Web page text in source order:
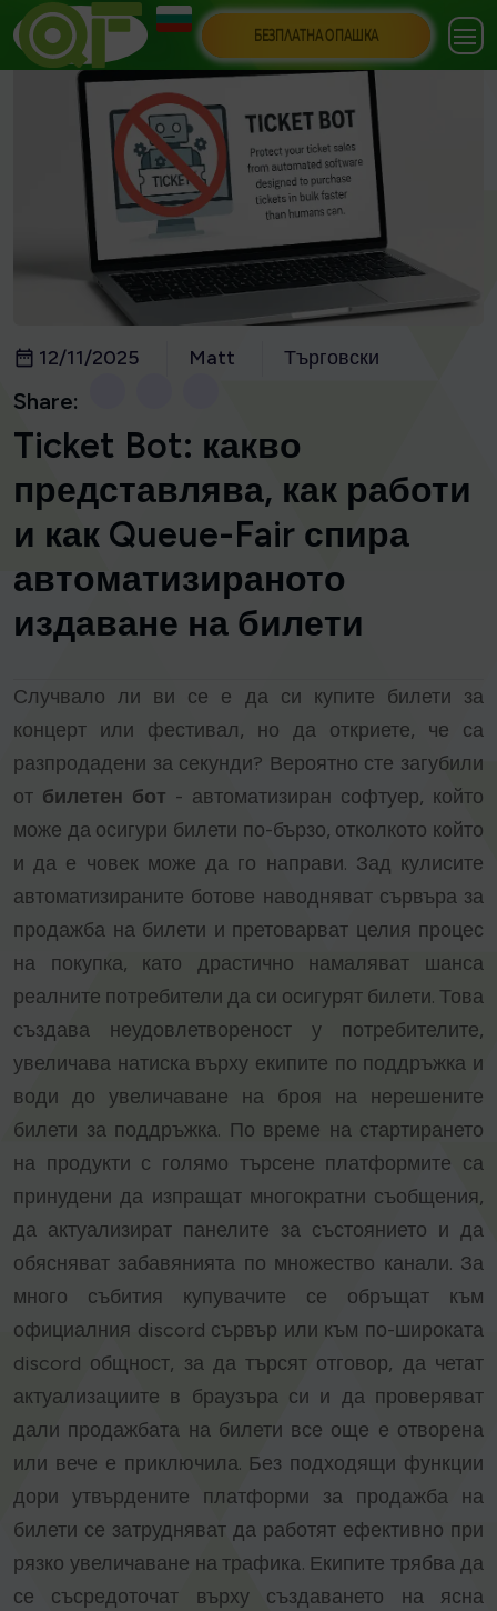
БЕЗПЛАТНА ОПАШКА
12/11/2025 Matt Търговски
Share:
Ticket Bot: какво
представлява, как работи
и как Queue-Fair спира
автоматизираното
издаване на билети
Случвало ли ви се е да си купите билети за
концерт или фестивал, но да откриете, че са
разпродадени за секунди? Вероятно сте загубили
от билетен бот - автоматизиран софтуер, който
може да осигури билети по-бързо, отколкото който
и да е човек може да го направи. Зад кулисите
автоматизираните ботове наводняват сървъра за
продажба на билети и претоварват целия процес
на покупка, като драстично намаляват шанса
реалните потребители да си осигурят билети. Това
създава неудовлетвореност у потребителите,
увеличава натиска върху екипите по поддръжка и
води до увеличаване на броя на нерешените
билети за поддръжка. По време на стартирането
на продукти с голямо търсене платформите са
принудени да изпращат многократни съобщения,
да актуализират панелите за състоянието и да
обясняват забавянията по множество канали. За
много събития купувачите се обръщат към
официалния discord сървър или към по-широката
discord общност, за да търсят отговор, да четат
актуализациите в браузъра си и да проверяват
дали продажбата на билети все още е отворена
или вече е приключила. Без подходящи функции
дори утвърдените платформи за продажба на
билети се затрудняват да работят ефективно при
рязко увеличаване на трафика. Екипите трябва да
се съсредоточат върху създаването на ясна